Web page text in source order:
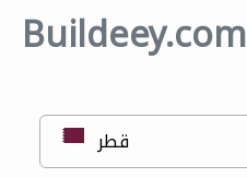
Buildeey.com